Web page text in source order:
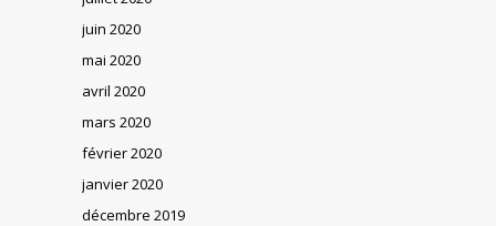
juin 2020
mai 2020
avril 2020
mars 2020
février 2020
janvier 2020
décembre 2019